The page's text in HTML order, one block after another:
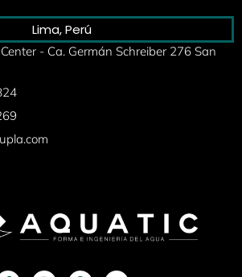
Lima, Perú
- Ca. Germán Schreiber 276 San